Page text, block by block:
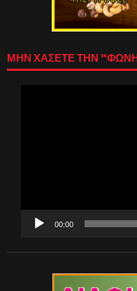
ΜΗΝ ΧΑΣΕΤΕ ΤΗΝ
00:00